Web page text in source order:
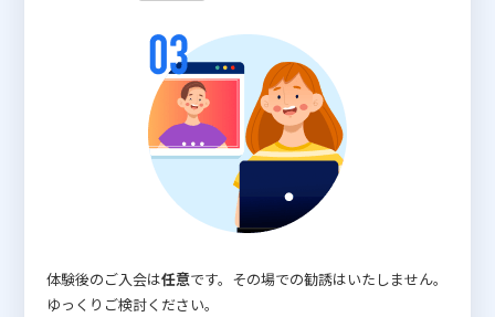
体験後のご入会は任意です。その場での勧誘はいたしません。
ゆっくりご検討ください。